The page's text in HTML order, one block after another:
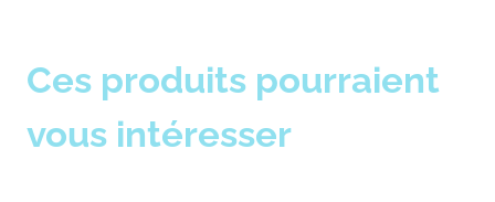
Ces produits pourraient
vous intéresser